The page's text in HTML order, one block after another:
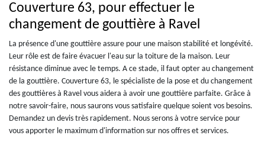
Couverture 63, pour effectuer le
changement de gouttière à Ravel
La présence d'une gouttière assure pour une maison stabilité et longévité.
Leur rôle est de faire évacuer l'eau sur la toiture de la maison. Leur
résistance diminue avec le temps. A ce stade, il faut opter au changement
de la gouttière. Couverture 63, le spécialiste de la pose et du changement
des gouttières à Ravel vous aidera à avoir une gouttière parfaite. Grâce à
notre savoir-faire, nous saurons vous satisfaire quelque soient vos besoins.
Demandez un devis très rapidement. Nous serons à votre service pour
vous apporter le maximum d'information sur nos offres et services.